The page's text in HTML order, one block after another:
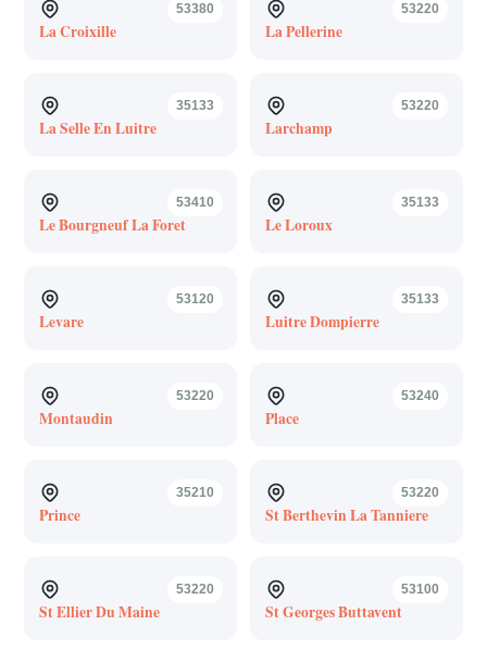
53380
La Croixille
53220
La Pellerine
35133
La Selle En Luitre
53220
Larchamp
53410
Le Bourgneuf La Foret
35133
Le Loroux
53120
Levare
35133
Luitre Dompierre
53220
Montaudin
53240
Place
35210
Prince
53220
St Berthevin La Tanniere
53220
St Ellier Du Maine
53100
St Georges Buttavent